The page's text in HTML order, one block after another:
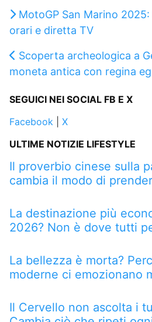
MotoGP San Marino
orari e diretta TV
Scoperta archeologica a
moneta antica con regina
SEGUICI NEI SOCIAL FB E X
Facebook
X
ULTIME NOTIZIE LIFESTYLE
Il proverbio cinese sulla
cambia il modo di
La destinazione più
2026? Non è dove tutti
La bellezza è morta?
moderne ci emozionano
Il Cervello non ascolta i